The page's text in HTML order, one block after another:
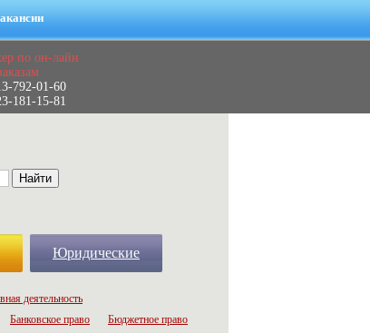
по он-лайн
792-01-60
181-15-81
Юридические
деятельность
Банковское право
Бюджетное право